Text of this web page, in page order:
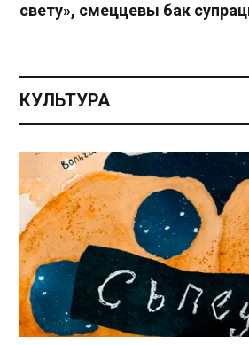
свету», смеццевы бак
КУЛЬТУРА